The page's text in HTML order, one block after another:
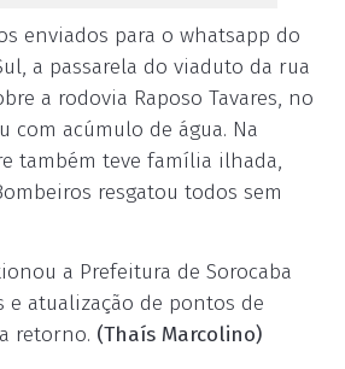
enviados para o whatsapp do
a passarela do viaduto da rua
a rodovia Raposo Tavares, no
com acúmulo de água. Na
também teve família ilhada,
resgatou todos sem
a Prefeitura de Sorocaba
e atualização de pontos de
retorno. (Thaís Marcolino)